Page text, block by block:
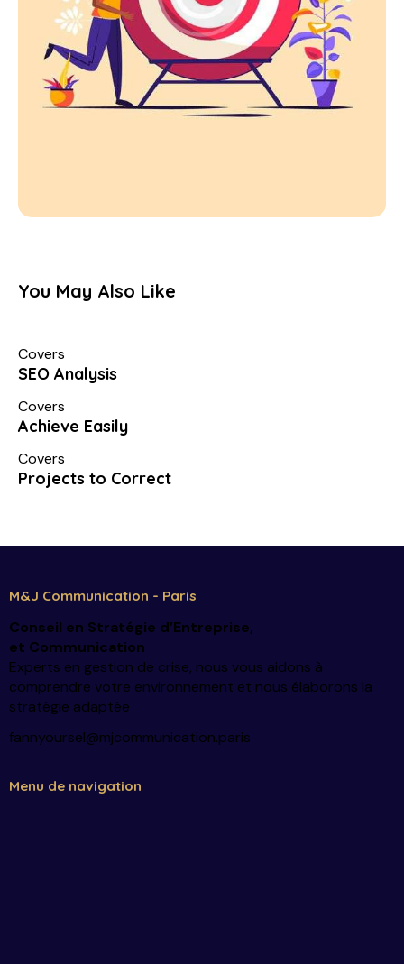
You May Also Like
Covers
SEO Analysis
Covers
Achieve Easily
Covers
Projects to Correct
M&J Communication - Paris
Conseil en Stratégie d’Entreprise,
et Communication
Experts en gestion de crise, nous vous aidons à
comprendre votre environnement et nous élaborons la
stratégie adaptée
fannyoursel@mjcommunication.paris
Menu de navigation